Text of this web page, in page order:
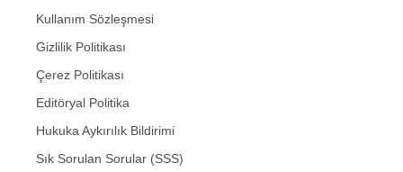
Kullanım Sözleşmesi
Gizlilik Politikası
Çerez Politikası
Editöryal Politika
Hukuka Aykırılık Bildirimi
Sık Sorulan Sorular (SSS)